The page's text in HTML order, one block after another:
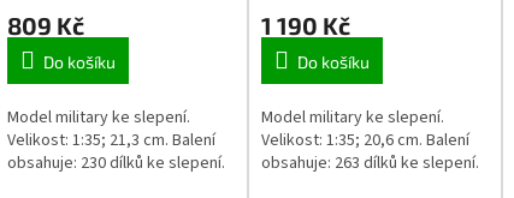
809 Kč
Do košíku
Model military ke slepení.
Velikost: 1:35; 21,3 cm. Balení
obsahuje: 230 dílků ke slepení.
1 190 Kč
Do košíku
Model military ke slepení.
Velikost: 1:35; 20,6 cm. Balení
obsahuje: 263 dílků ke slepení.